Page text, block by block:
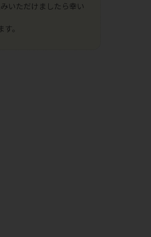
いただけましたら幸い
。